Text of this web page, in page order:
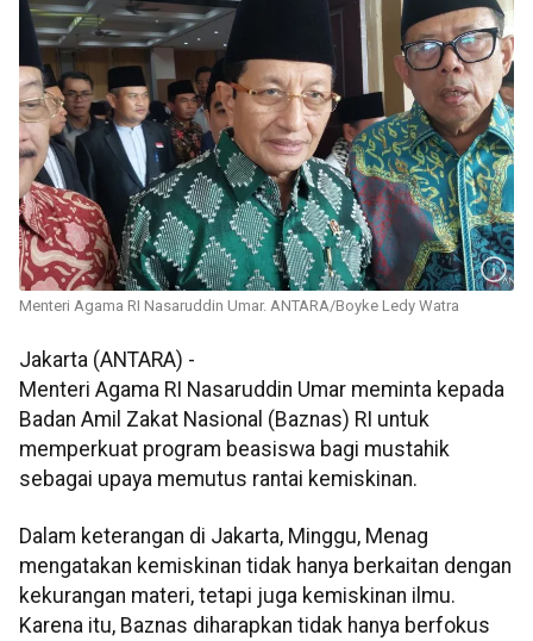
Menteri Agama RI Nasaruddin Umar. ANTARA/Boyke Ledy Watra
Jakarta (ANTARA) -
Menteri Agama RI Nasaruddin Umar meminta kepada
Badan Amil Zakat Nasional (Baznas) RI untuk
memperkuat program beasiswa bagi mustahik
sebagai upaya memutus rantai kemiskinan.
Dalam keterangan di Jakarta, Minggu, Menag
mengatakan kemiskinan tidak hanya berkaitan dengan
kekurangan materi, tetapi juga kemiskinan ilmu.
Karena itu, Baznas diharapkan tidak hanya berfokus